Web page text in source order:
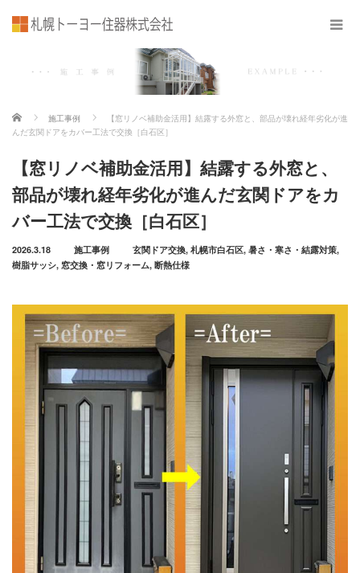
ホーム 施工事例
【窓リノベ補助金活用】結露する外窓と、部品が壊れ経年劣化が進
んだ玄関ドアをカバー工法で交換［白石区］
【窓リノベ補助金活用】結露する外窓と、
部品が壊れ経年劣化が進んだ玄関ドアをカ
バー工法で交換［白石区］
2026.3.18 施工事例 玄関ドア交換, 札幌市白石区, 暑さ・寒さ・結露対策,
樹脂サッシ, 窓交換・窓リフォーム, 断熱仕様